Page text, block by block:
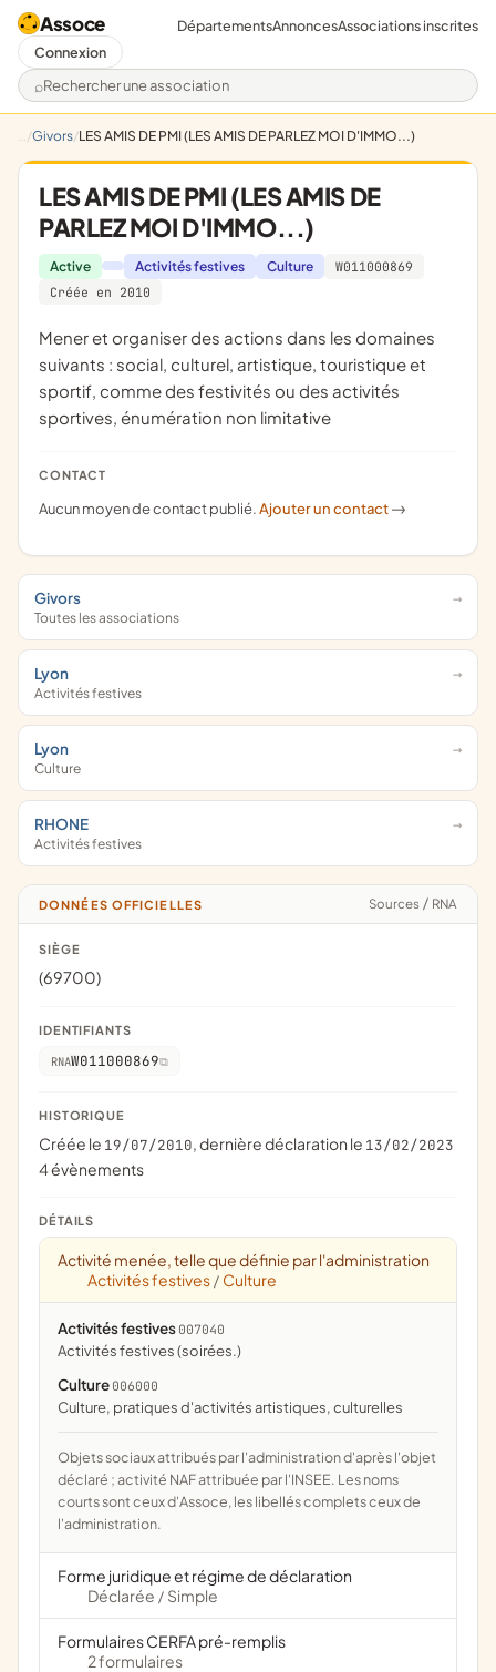
Assoce
Rechercher une association
DépartementsAnnoncesAssociations inscrites
Connexion
Givors LES AMIS DE PMI (LES AMIS DE PARLEZ MOI D'IMMO...)
LES AMIS DE PMI (LES AMIS DE
PARLEZ MOI D'IMMO...)
Active Activités festives Culture
W011000869
Créée en 2010
mener et organiser des actions dans les domaines
suivants : social, culturel, artistique, touristique et
sportif, comme des festivités ou des activités
sportives, énumération non limitative
CONTACT
Aucun moyen de contact publié.Ajouter un contact ->
Givors
Toutes les associations
Lyon
Activités festives
Lyon
Culture
RHONE
Activités festives
DONNÉES OFFICIELLES Sources / RNA
SIÈGE
(69700)
IDENTIFIANTS
RNAW011000869
HISTORIQUE
Créée le 19/07/2010, dernière déclaration le 13/02/2023
4 évènements
DÉTAILS
Activité menée, telle que définie par l'administration
Activités festives / Culture
Activités festives 007040
activités festives (soirées.)
Culture 006000
culture, pratiques d'activités artistiques, culturelles
Objets sociaux attribués par l'administration d'après l'objet
déclaré ; activité NAF attribuée par l'INSEE. Les noms
courts sont ceux d'Assoce, les libellés complets ceux de
l'administration.
Forme juridique et régime de déclaration
Déclarée / Simple
Formulaires CERFA pré-remplis
2 formulaires